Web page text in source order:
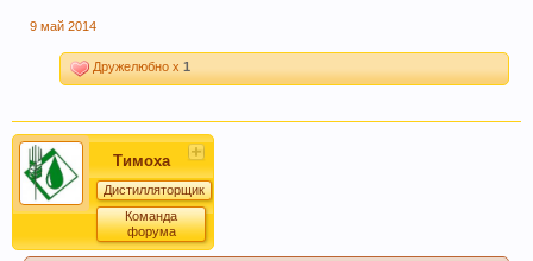
9 май 2014
Дружелюбно x 1
Тимоха
Дистилляторщик
Команда
форума